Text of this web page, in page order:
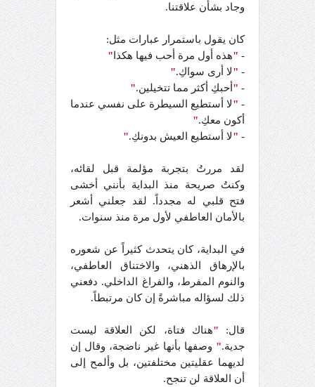
وجاد بشأن علاقتنا.
كان يقول باستمرار عبارات مثل:
-
"هذه أول مرة أحب فيها هكذا "
-
"لا أرى سواكِ."
-
" أحبكِ أكثر مما تتخيلين."
-
"لا أستطيع السيطرة على نفسي عندما
أكون معكِ."
-
"لا أستطيع العيش بدونكِ."
لقد مررتُ بتجربة مؤلمة قبل لقائه،
وكنتُ صريحة منذ البداية بأنني أخشى
فتح قلبي له مجدداً. لقد جعلني أشعر
بالأمان العاطفي لأول مرة منذ سنوات.
في البداية، كان يتحدث كثيراً عن شعوره
بالإرهاق الذهني، والاختناق العاطفي،
والنوم المفرط، والفراغ الداخلي. دفعني
ذلك لسؤاله مباشرةً إن كان مرتبطاً.
قال: "هناك فتاة، لكن العلاقة ليست
جدية." وصفها بأنها غير ناضجة، وقال إن
لديهما عقليتين مختلفتين، بل وألمح إلى
أن العلاقة لن تنجح.